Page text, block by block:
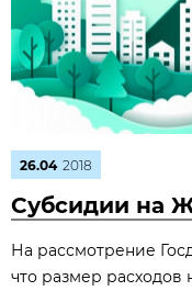
26.04 2018
Субсидии на
На рассмотрение
что размер